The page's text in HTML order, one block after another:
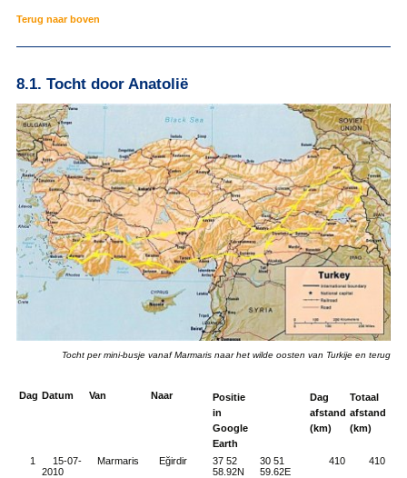
Terug naar boven
8.1. Tocht door Anatolië
Tocht per mini-busje vanaf Marmaris naar het wilde oosten van Turkije en terug
Dag Datum Van Naar
Positie
in
Google
Earth
Dag
afstand
(km)
Totaal
afstand
(km)
1
15-07-
2010
Marmaris Eğirdir
37 52
58.92N
30 51
59.62E
410 410